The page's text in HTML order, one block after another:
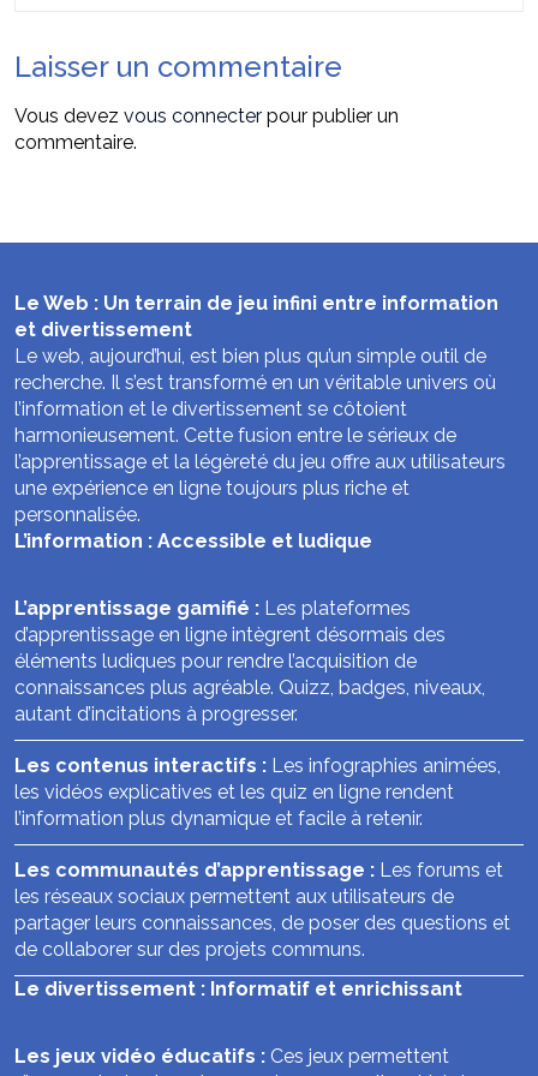
Laisser un commentaire
Vous devez vous connecter pour publier un
commentaire.
Le Web : Un terrain de jeu infini entre information
et divertissement
Le web, aujourd’hui, est bien plus qu’un simple outil de
recherche. Il s’est transformé en un véritable univers où
l’information et le divertissement se côtoient
harmonieusement. Cette fusion entre le sérieux de
l’apprentissage et la légèreté du jeu offre aux utilisateurs
une expérience en ligne toujours plus riche et
personnalisée.
L’information : Accessible et ludique
L’apprentissage gamifié : Les plateformes
d’apprentissage en ligne intègrent désormais des
éléments ludiques pour rendre l’acquisition de
connaissances plus agréable. Quizz, badges, niveaux,
autant d’incitations à progresser.
Les contenus interactifs : Les infographies animées,
les vidéos explicatives et les quiz en ligne rendent
l’information plus dynamique et facile à retenir.
Les communautés d’apprentissage : Les forums et
les réseaux sociaux permettent aux utilisateurs de
partager leurs connaissances, de poser des questions et
de collaborer sur des projets communs.
Le divertissement : Informatif et enrichissant
Les jeux vidéo éducatifs : Ces jeux permettent